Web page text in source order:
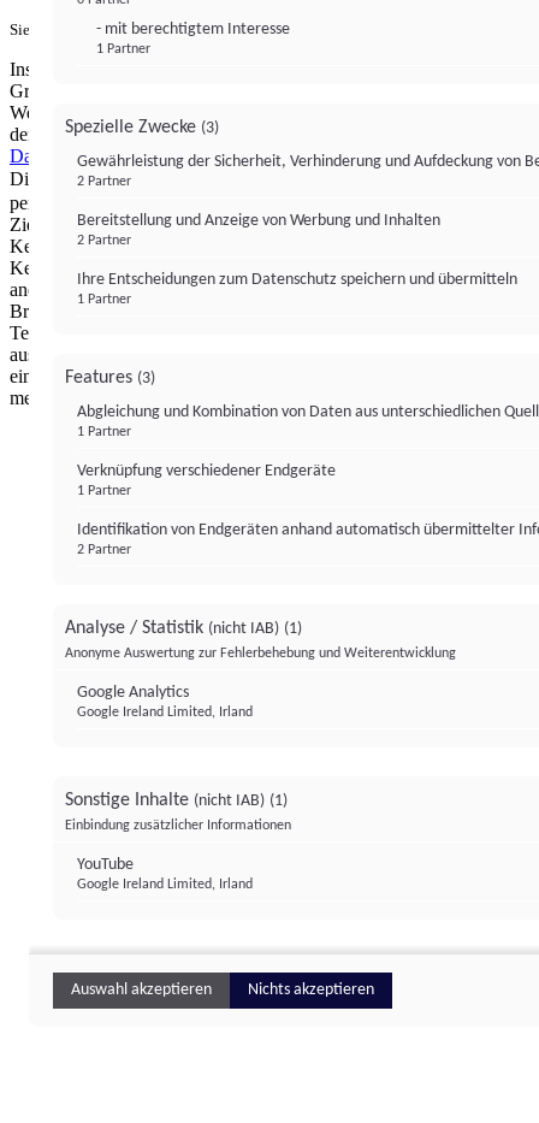
Sie haben ein PUR-Abo?Hier anmelden.
Institutional Money mit Werbung: Wir nutzen aus wirtschaftlichen
Gründen die Möglichkeit, unsere Webseite Dritten als digitalen
Werbeplatz zur Verfügung zu stellen. Über Verarbeitungen, die in
der Verantwortung von uns liegen, können Sie sich in unserer
Datenschutzerklärungnäher informieren.Zur Bereitstellung unserer
Dienste nutzen wir Technologien von
personalisierte Werbung, Messung von Werbeleistung und
Zielgruppenforschung. Cookies, Endgeräte- oder ähnliche Online-
Kennungen (z. B. login-basierte Kennungen, zufällig generierte
Kennungen, netzwerkbasierte Kennungen) können zusammen mit
anderen Informationen (z. B. Browsertyp und
Browserinformationen, Sprache, Bildschirmgröße, unterstützte
Technologien usw.) auf Ihrem Endgerät gespeichert oder von dort
ausgelesen werden, um es jedes Mal wiederzuerkennen, wenn es
eine App oder einer Webseite aufruft. Dies geschieht für einen oder
mehrere der hier aufgeführten Verarbeitungszwecke.
- mit berechtigtem Interesse
1 Partner
Spezielle Zwecke (3)
Gewährleistung der Sicherheit, Verhinderung und Aufdeckung von
2 Partner
Bereitstellung und Anzeige von Werbung und Inhalten
2 Partner
Ihre Entscheidungen zum Datenschutz speichern und übermitteln
1 Partner
Features (3)
Abgleichung und Kombination von Daten aus unterschiedlichen
1 Partner
Verknüpfung verschiedener Endgeräte
1 Partner
Identifikation von Endgeräten anhand automatisch übermittelter
2 Partner
Analyse / Statistik (nicht IAB) (1)
Anonyme Auswertung zur Fehlerbehebung und Weiterentwicklung
Google Analytics
Google Ireland Limited, Irland
Sonstige Inhalte (nicht IAB) (1)
Einbindung zusätzlicher Informationen
YouTube
Google Ireland Limited, Irland
Auswahl akzeptieren Nichts akzeptieren
Institutional Money
ImpressumDatenschutzerklärung